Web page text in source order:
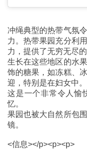
冲绳典型的热带气氛
力。热带果园充分利
力，提供了无穷无尽
生长在这些地区的水
饰的糖果，如冻糕、
迎，特别是在妇女中。
这是一个非常令人愉
忆。
果园也被大自然所包
镜。
<信息></p><p><p>